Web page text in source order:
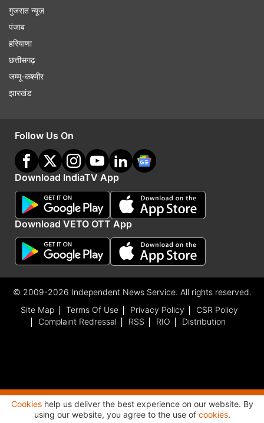
गुजरात न्यूज़
पंजाब
हरियाणा
छत्तीसगढ़
जम्मू-कश्मीर
झारखंड
Follow Us On
Download IndiaTV App
Download VETO OTT App
© 2009-2026 Independent News Service. All rights reserved.
Site Map
Terms Of Use Privacy Policy
CSR Policy
Complaint Redressal
RSS RIO Distribution
Advertisement
Cookieshelp us deliver the best experience on our website. By
using our website, you agree to the use of cookies.